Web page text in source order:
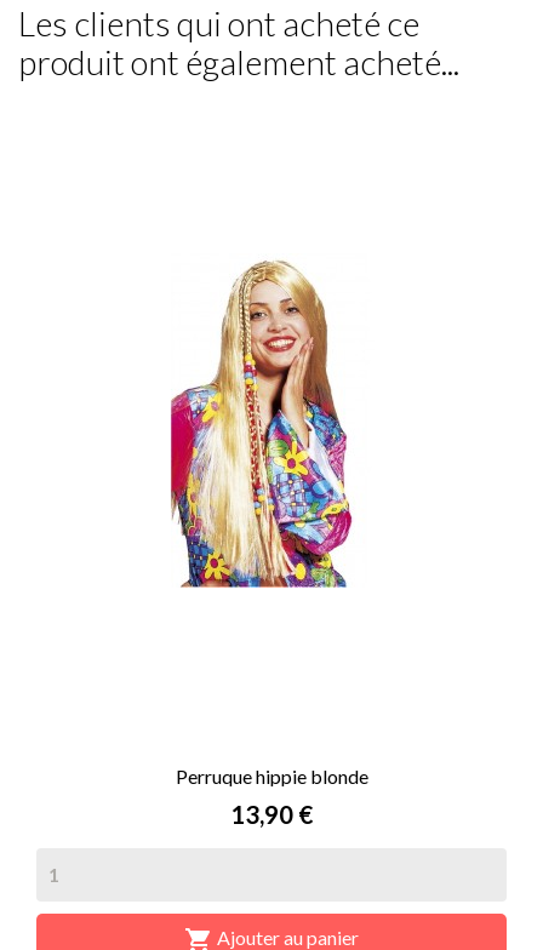
Les clients qui ont acheté ce
produit ont également acheté...
Perruque hippie blonde
Prix
13,90 €
 Ajouter au panier